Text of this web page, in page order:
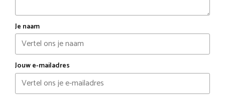
Je naam
Jouw e-mailadres